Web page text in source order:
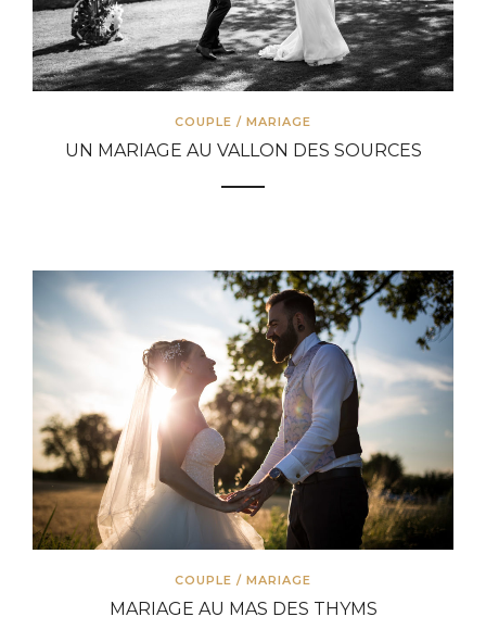
COUPLE / MARIAGE
UN MARIAGE AU VALLON DES SOURCES
COUPLE / MARIAGE
MARIAGE AU MAS DES THYMS